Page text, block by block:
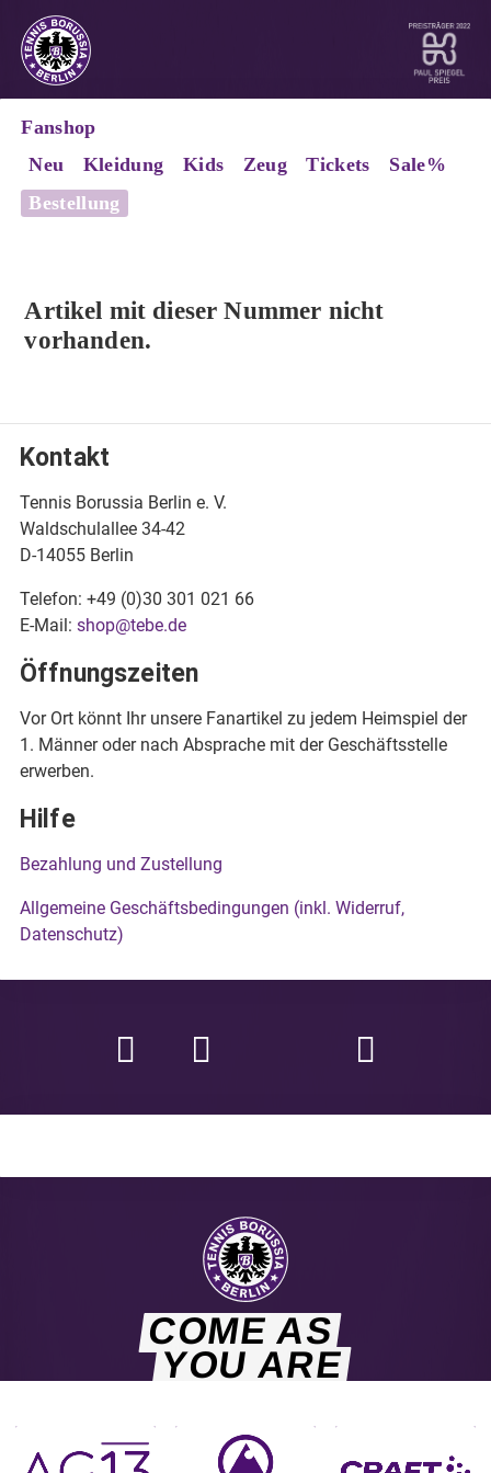
Fanshop
Neu
Kleidung Kids Zeug Tickets
Sale%
Bestellung
Artikel mit dieser Nummer nicht
vorhanden.
Kontakt
Tennis Borussia Berlin e. V.
Waldschulallee 34-42
D-14055 Berlin
Telefon: +49 (0)30 301 021 66
E-Mail: shop@tebe.de
Öffnungszeiten
Vor Ort könnt Ihr unsere Fanartikel zu jedem Heimspiel der
1. Männer oder nach Absprache mit der Geschäftsstelle
erwerben.
Hilfe
Bezahlung und Zustellung
Allgemeine Geschäftsbedingungen (inkl. Widerruf,
Datenschutz)
COME AS
YOU ARE